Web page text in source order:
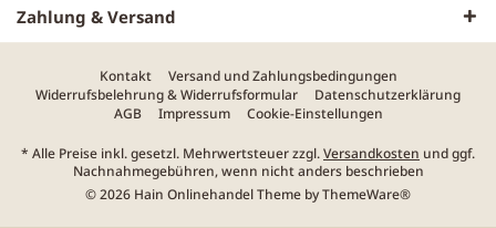
Zahlung & Versand
Kontakt
Versand und Zahlungsbedingungen
Widerrufsbelehrung & Widerrufsformular
Datenschutzerklärung
AGB
Impressum Cookie-Einstellungen
* Alle Preise inkl. gesetzl. Mehrwertsteuer zzgl.Versandkosten und ggf.
Nachnahmegebühren, wenn nicht anders beschrieben
© 2026 Hain Onlinehandel Theme byThemeWare®